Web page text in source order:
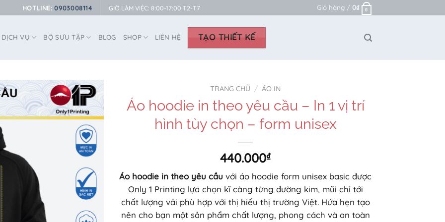
HOTLINE:0903008114 GIỜ LÀM VIỆC: 8:00-17:00 T2-T7 Giỏ hàng / 0₫ 0
DỊCH VỤ BỘ SƯU TẬP BLOG SHOP LIÊN HỆ TẠO THIẾT KẾ
TRANG CHỦ / ÁO IN
Áo hoodie in theo yêu cầu – In 1 vị trí
hình tùy chọn – form unisex
440.000₫
Áo hoodie in theo yêu cầu với áo hoodie form unisex basic được
Only 1 Printing lựa chọn kĩ càng từng đường kim, mũi chỉ tới
chất lượng vải phù hợp với thị hiếu thị trường Việt. Hứa hẹn tạo
nên cho bạn một sản phẩm chất lượng, phong cách và an toàn